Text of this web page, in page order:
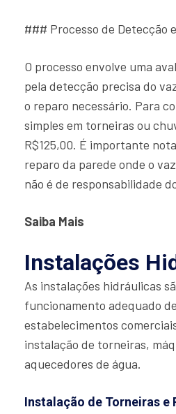
### Processo de Detecção
O processo envolve uma
pela detecção precisa do
o reparo necessário. Para
simples em torneiras ou
R$125,00. É importante
reparo da parede onde o
não é de responsabilidade
Saiba Mais
Instalações
As instalações hidráulicas
funcionamento adequado
estabelecimentos
instalação de torneiras,
aquecedores de água.
Instalação de Torneiras e